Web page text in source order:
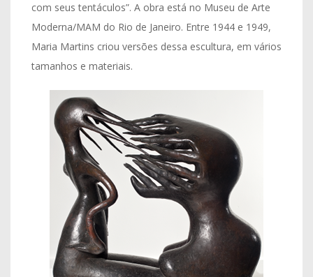
com seus tentáculos”. A obra está no Museu de Arte
Moderna/MAM do Rio de Janeiro. Entre 1944 e 1949,
Maria Martins criou versões dessa escultura, em vários
tamanhos e materiais.